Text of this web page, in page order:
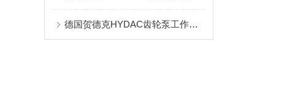
德国贺德克HYDAC齿轮泵工作原理